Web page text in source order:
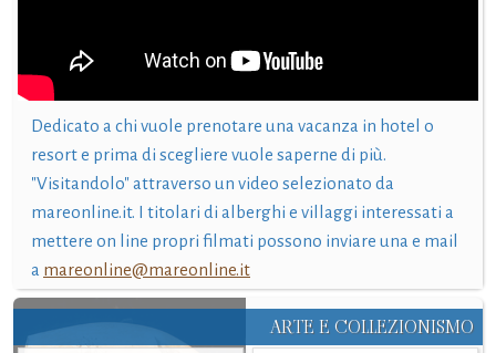
Dedicato a chi vuole prenotare una vacanza in hotel o
resort e prima di scegliere vuole saperne di più.
"Visitandolo" attraverso un video selezionato da
mareonline.it. I titolari di alberghi e villaggi interessati a
mettere on line propri filmati possono inviare una e mail
a mareonline@mareonline.it
ARTE E COLLEZIONISMO